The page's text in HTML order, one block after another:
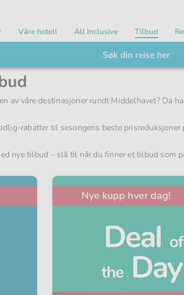
Våre hotell All Inclusive Tilbud
Søk din reise her
av våre destinasjoner rundt Middelhavet? Da
rabatter til sesongens beste
nye tilbud – slå til når du finner et tilbud som
Nye kupp hver dag!